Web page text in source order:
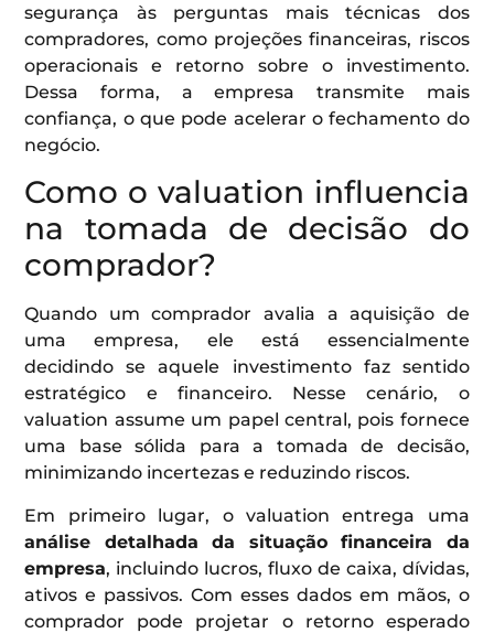
segurança às perguntas mais técnicas dos
compradores, como projeções financeiras, riscos
operacionais e retorno sobre o investimento.
Dessa forma, a empresa transmite mais
confiança, o que pode acelerar o fechamento do
negócio.
Como o valuation influencia
na tomada de decisão do
comprador?
Quando um comprador avalia a aquisição de
uma empresa, ele está essencialmente
decidindo se aquele investimento faz sentido
estratégico e financeiro. Nesse cenário, o
valuation assume um papel central, pois fornece
uma base sólida para a tomada de decisão,
minimizando incertezas e reduzindo riscos.
Em primeiro lugar, o valuation entrega uma
análise detalhada da situação financeira da
empresa, incluindo lucros, fluxo de caixa, dívidas,
ativos e passivos. Com esses dados em mãos, o
comprador pode projetar o retorno esperado